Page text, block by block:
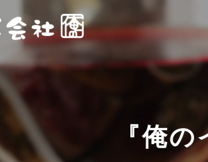
『俺